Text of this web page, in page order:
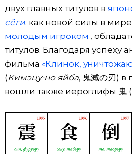
двух главных титулов в
сёги. как новой силы в мире
молодым игроком ,
титулов. Благодаря успеху
фильма «Клинок,
(Кимэцу-но яйба, ⻤滅の刃)
вошли также иероглифы 鬼 (